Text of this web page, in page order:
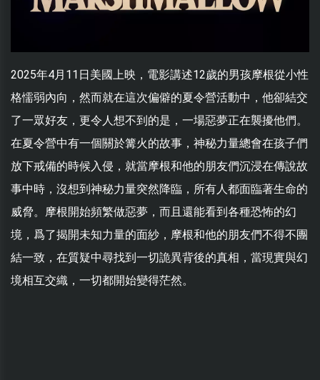
2025年4月11日美國上映，電影講述12歲的男孩摩根從小性
格懦弱內向，然而就在這次偏僻的夏令營活動中，他卻結交
了一眾好友，更令人想不到的是，一場惡夢正在襲擾他們。
在夏令營中有一個關於篝火的故事，神秘力量總會在孩子們
放下戒備的時候入侵，就當摩根和他的朋友們沉浸在傳說故
事中時，沒想到神秘力量突然降臨，所有人都面臨著生命的
威脅。摩根開始頻繁做惡夢，而且還能看到各種恐怖的幻
境，爲了揭開未知力量的面紗，摩根和他的朋友們不得不團
結一致，在質疑中尋找到一切詭異背後的真相，當現實與幻
境相互交織，一切都開始變得茫然。